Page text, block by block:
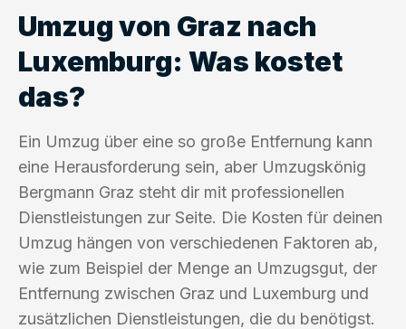
Umzug von Graz nach
Luxemburg: Was kostet
das?
Ein Umzug über eine so große Entfernung kann
eine Herausforderung sein, aber Umzugskönig
Bergmann Graz steht dir mit professionellen
Dienstleistungen zur Seite. Die Kosten für deinen
Umzug hängen von verschiedenen Faktoren ab,
wie zum Beispiel der Menge an Umzugsgut, der
Entfernung zwischen Graz und Luxemburg und
zusätzlichen Dienstleistungen, die du benötigst.